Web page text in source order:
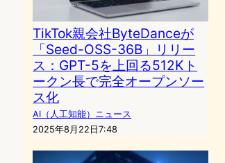
TikTok親会社ByteDanceが
「Seed-OSS-36B」リリー
ス：GPT-5を上回る512Kト
ークン長で完全オープンソー
ス化
AI（人工知能）ニュース
2025年8月22日7:48